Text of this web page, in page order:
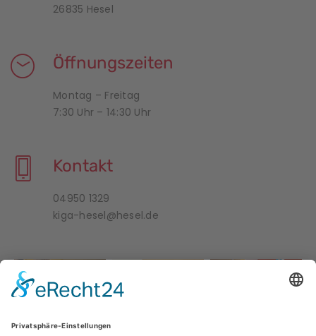
26835 Hesel
Öffnungszeiten
Montag – Freitag
7:30 Uhr – 14:30 Uhr
Kontakt
04950 1329
kiga-hesel@hesel.de